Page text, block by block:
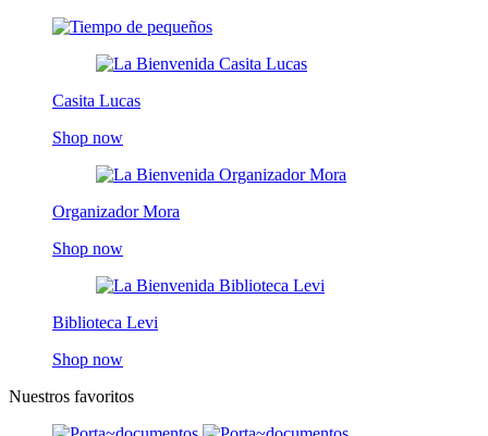
Casita Lucas
Shop now
Organizador Mora
Shop now
Biblioteca Levi
Shop now
Nuestros favoritos